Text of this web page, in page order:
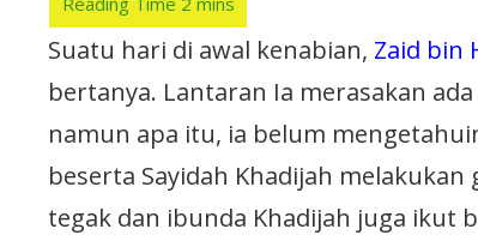
Suatu hari di awal kenabian, Zaid bin
bertanya. Lantaran Ia merasakan
namun apa itu, ia belum
beserta Sayidah Khadijah
tegak dan ibunda Khadijah juga ikut